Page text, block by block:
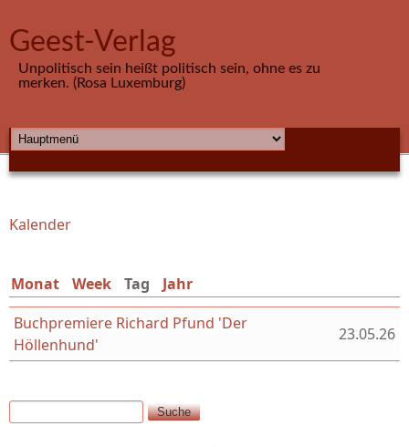
Geest-Verlag
Unpolitisch sein heißt politisch sein, ohne es zu
merken. (Rosa Luxemburg)
HAUPTMENÜ
Sie sind hier
Kalender
Monat Week Tag (aktiver Reiter)
Jahr
Buchpremiere Richard Pfund 'Der
Höllenhund'
23.05.26
Suchformular
Suche